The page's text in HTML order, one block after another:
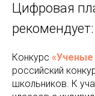
Цифровая
рекомендует:
Конкурс
российский
школьников. К